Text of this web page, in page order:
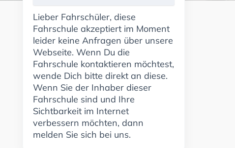
Lieber Fahrschüler, diese
Fahrschule akzeptiert im Moment
leider keine Anfragen über unsere
Webseite. Wenn Du die
Fahrschule kontaktieren möchtest,
wende Dich bitte direkt an diese.
Wenn Sie der Inhaber dieser
Fahrschule sind und Ihre
Sichtbarkeit im Internet
verbessern möchten, dann
melden Sie sich bei uns.